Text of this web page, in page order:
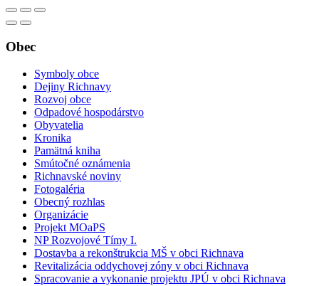
Obec
Symboly obce
Dejiny Richnavy
Rozvoj obce
Odpadové hospodárstvo
Obyvatelia
Kronika
Pamätná kniha
Smútočné oznámenia
Richnavské noviny
Fotogaléria
Obecný rozhlas
Organizácie
Projekt MOaPS
NP Rozvojové Tímy I.
Dostavba a rekonštrukcia MŠ v obci Richnava
Revitalizácia oddychovej zóny v obci Richnava
Spracovanie a vykonanie projektu JPÚ v obci Richnava